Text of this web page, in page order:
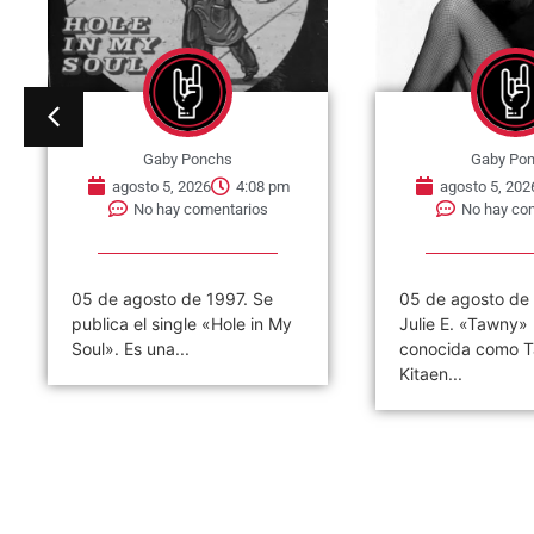
Gaby Ponchs
agosto 5, 2026
4:08 pm
No hay comentarios
05 de agosto de 1997. Se
publica el single «Hole in My
Soul». Es una...
Gaby
agosto 5,
No hay
05 de agosto de
Julie E.
conocida como
Kitaen...